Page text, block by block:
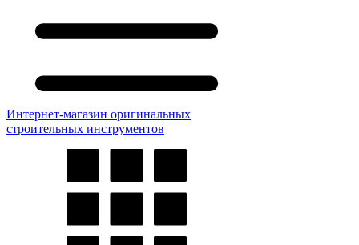
Интернет-магазин оригинальных
строительных инструментов